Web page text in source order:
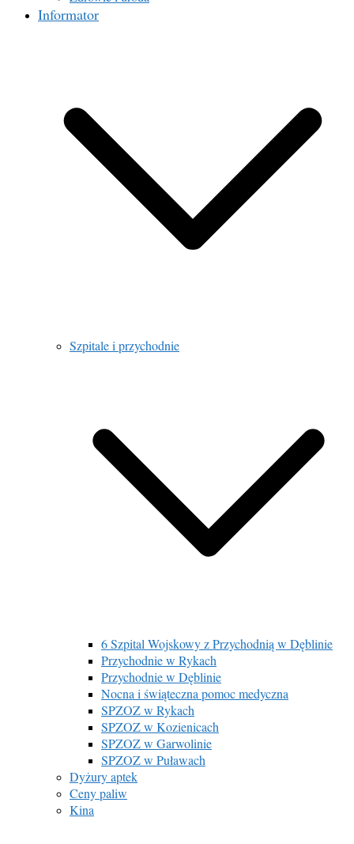
Informator
Szpitale i przychodnie
6 Szpital Wojskowy z Przychodnią w Dęblinie
Przychodnie w Rykach
Przychodnie w Dęblinie
Nocna i świąteczna pomoc medyczna
SPZOZ w Rykach
SPZOZ w Kozienicach
SPZOZ w Garwolinie
SPZOZ w Puławach
Dyżury aptek
Ceny paliw
Kina